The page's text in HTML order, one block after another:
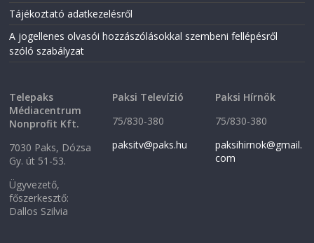
Tájékoztató adatkezelésről
A jogellenes olvasói hozzászólásokkal szembeni fellépésről
szóló szabályzat
Telepaks
Médiacentrum
Nonprofit Kft.
7030 Paks, Dózsa
Gy. út 51-53.
Ügyvezető,
főszerkesztő:
Dallos Szilvia
Paksi Televízió
75/830-380
paksitv@paks.hu
Paksi Hírnök
75/830-380
paksihirnok@gmail.
com